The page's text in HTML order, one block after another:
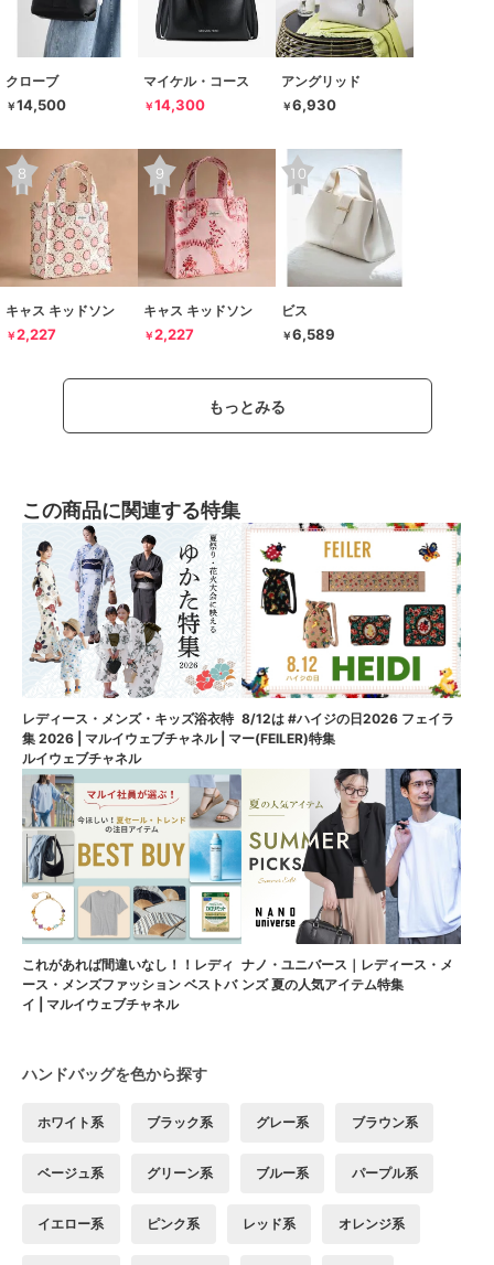
クローブ
￥14,500
マイケル・コース
￥14,300
アングリッド
￥6,930
キャス キッドソン
￥2,227
キャス キッドソン
￥2,227
ビス
￥6,589
もっとみる
この商品に関連する特集
レディース・メンズ・キッズ浴衣特
集 2026 | マルイウェブチャネル | マ
ルイウェブチャネル
8/12は #ハイジの日2026 フェイラ
ー(FEILER)特集
これがあれば間違いなし！！レディ
ース・メンズファッション ベストバ
イ | マルイウェブチャネル
ナノ・ユニバース｜レディース・メ
ンズ 夏の人気アイテム特集
ハンドバッグを色から探す
ホワイト系 ブラック系 グレー系 ブラウン系
ベージュ系 グリーン系 ブルー系 パープル系
イエロー系 ピンク系 レッド系 オレンジ系